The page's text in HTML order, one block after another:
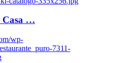
Casa …
wp-
7311-